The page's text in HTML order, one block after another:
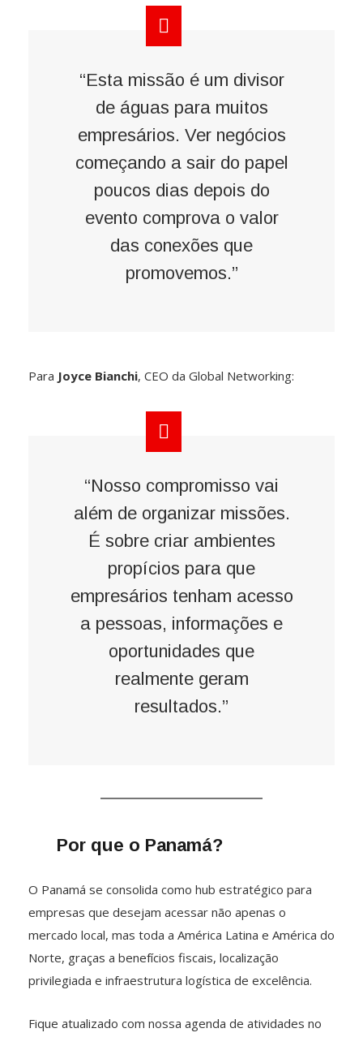
“Esta missão é um divisor
de águas para muitos
empresários. Ver negócios
começando a sair do papel
poucos dias depois do
evento comprova o valor
das conexões que
promovemos.”
Para Joyce Bianchi, CEO da Global Networking:
“Nosso compromisso vai
além de organizar missões.
É sobre criar ambientes
propícios para que
empresários tenham acesso
a pessoas, informações e
oportunidades que
realmente geram
resultados.”
Por que o Panamá?
O Panamá se consolida como hub estratégico para
empresas que desejam acessar não apenas o
mercado local, mas toda a América Latina e América do
Norte, graças a benefícios fiscais, localização
privilegiada e infraestrutura logística de excelência.
Fique atualizado com nossa agenda de atividades no